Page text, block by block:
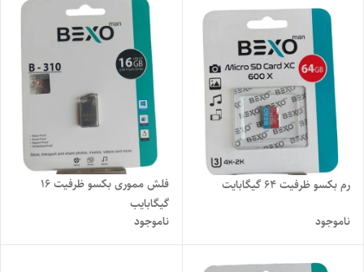
رم بکسو ظرفیت 64 گیگابایت
ناموجود
فلش مموری بکسو ظرفیت 16
گیگابایب
ناموجود